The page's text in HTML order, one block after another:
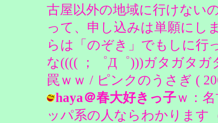
古屋以外の地域に行けない
って、申し込みは単願に
らは「のぞき」でもしに行
な(((( ；゜Д゜)))ガタガタ
罠ｗｗ / ピンクのうさぎ (
haya＠春大好きっ子ｗ：
ッパ系の人ならわかりま